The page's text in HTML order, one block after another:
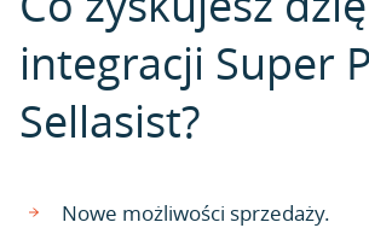
integracji Super
Sellasist?
Nowe możliwości sprzedaży.